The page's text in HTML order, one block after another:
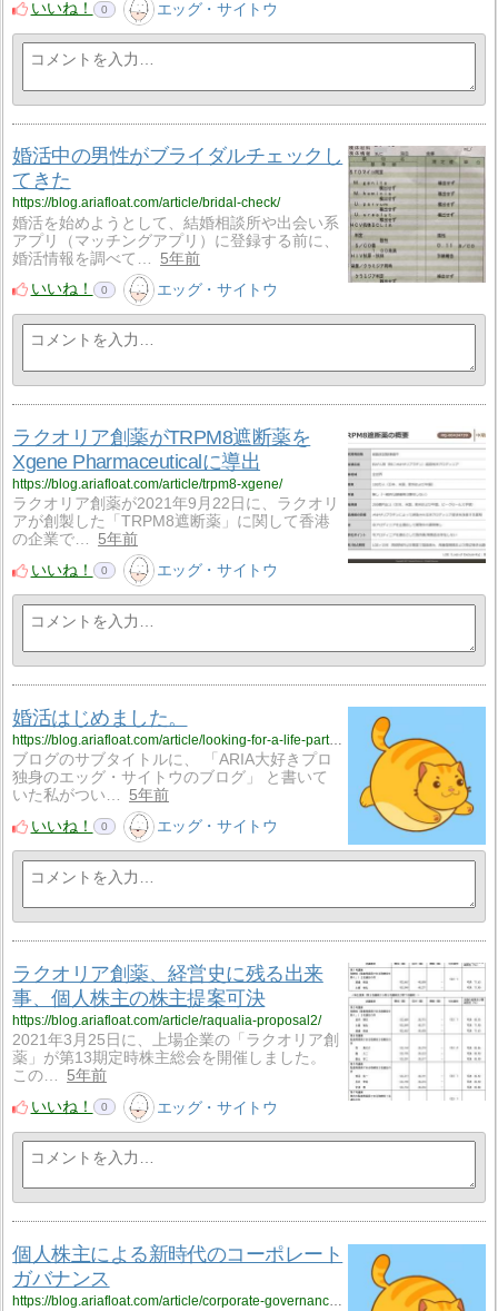
いいね！ 0 エッグ・サイトウ
婚活中の男性がブライダルチェックし
てきた
https://blog.ariafloat.com/article/bridal-check/
婚活を始めようとして、結婚相談所や出会い系
アプリ（マッチングアプリ）に登録する前に、
婚活情報を調べて…
5年前
いいね！
0 エッグ・サイトウ
ラクオリア創薬がTRPM8遮断薬を
Xgene Pharmaceuticalに導出
https://blog.ariafloat.com/article/trpm8-xgene/
ラクオリア創薬が2021年9月22日に、ラクオリ
アが創製した「TRPM8遮断薬」に関して香港
の企業で…
5年前
いいね！
0 エッグ・サイトウ
婚活はじめました。
https://blog.ariafloat.com/article/looking-for-a-life-partner/
ブログのサブタイトルに、 「ARIA大好きプロ
独身のエッグ・サイトウのブログ」 と書いて
いた私がつい…
5年前
いいね！
0 エッグ・サイトウ
ラクオリア創薬、経営史に残る出来
事、個人株主の株主提案可決
https://blog.ariafloat.com/article/raqualia-proposal2/
2021年3月25日に、上場企業の「ラクオリア創
薬」が第13期定時株主総会を開催しました。
この…
5年前
いいね！
0 エッグ・サイトウ
個人株主による新時代のコーポレート
ガバナンス
https://blog.ariafloat.com/article/corporate-governance-raqualia/